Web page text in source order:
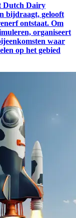
Dutch Dairy
bijdraagt, gelooft
ontstaat. Om
organiseert
waar
op het gebied